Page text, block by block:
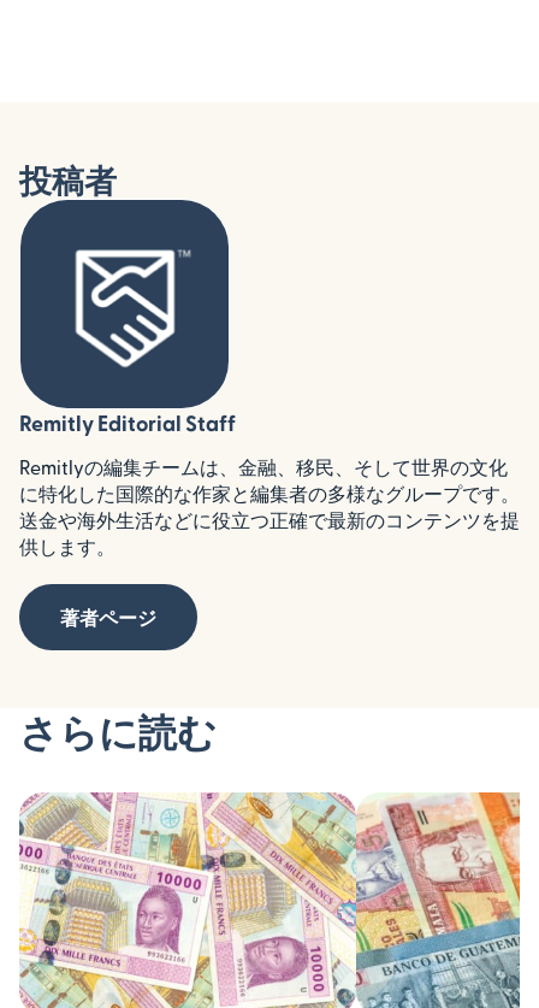
投稿者
Remitly Editorial Staff
Remitlyの編集チームは、金融、移民、そして世界の文化
に特化した国際的な作家と編集者の多様なグループです。
送金や海外生活などに役立つ正確で最新のコンテンツを提
供します。
著者ページ
さらに読む